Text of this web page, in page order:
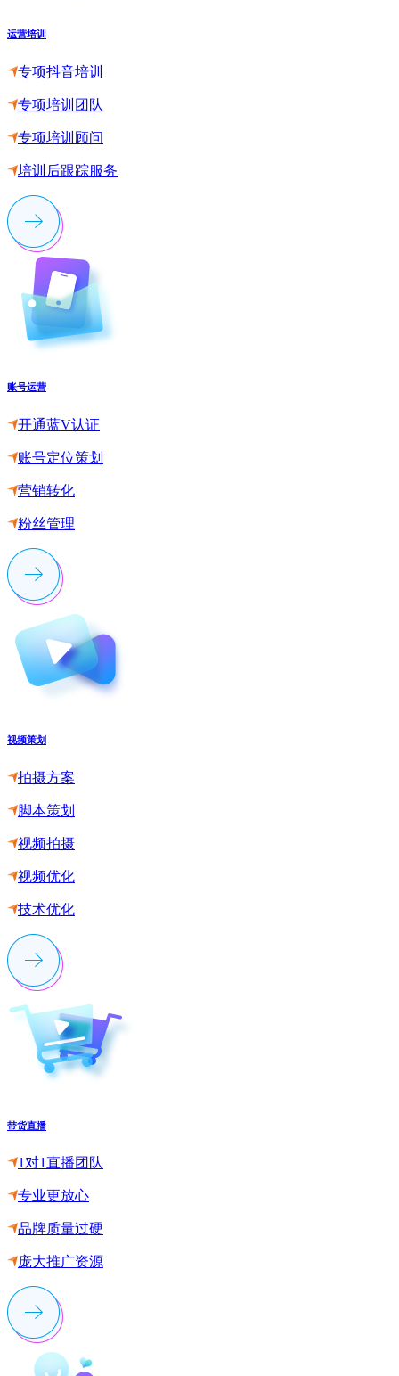
运营培训
专项抖音培训
专项培训团队
专项培训顾问
培训后跟踪服务
账号运营
开通蓝V认证
账号定位策划
营销转化
粉丝管理
视频策划
拍摄方案
脚本策划
视频拍摄
视频优化
技术优化
带货直播
1对1直播团队
专业更放心
品牌质量过硬
庞大推广资源